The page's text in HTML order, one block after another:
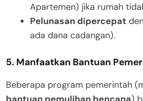
Apartemen) jika rumah
Pelunasan dipercepat
ada dana cadangan).
5. Manfaatkan Bantuan
Beberapa program pemerintah